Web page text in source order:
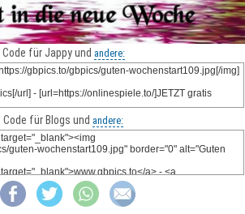
Code für Jappy und andere:
Code für Blogs und andere: